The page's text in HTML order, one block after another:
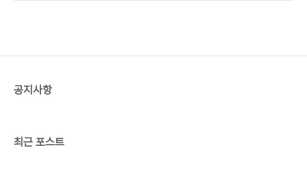
http://citycardriving.com/ 3D 드라이빙스쿨
공지사항
최근 포스트